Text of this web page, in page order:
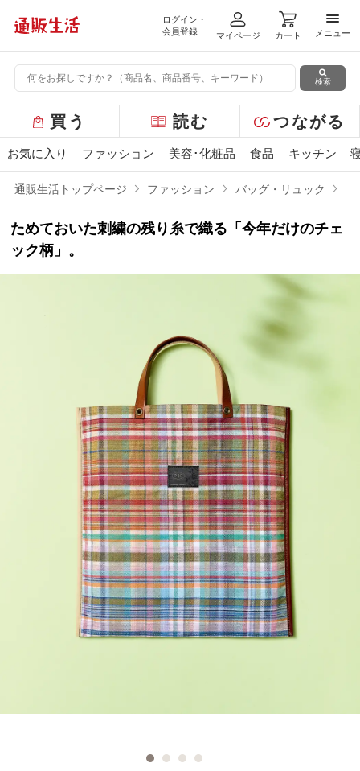
ログイン・
会員登録
マイページ カート
メニ
メニュー
検索
ー
バ
ュ
買う 読む つながる
お気に入り ファッション 美容･化粧品 食品 キッチン
通販生活トップページ ファッション バッグ・リュック
ためておいた刺繍の残り糸で織る「今年だけのチェ
ック柄」。